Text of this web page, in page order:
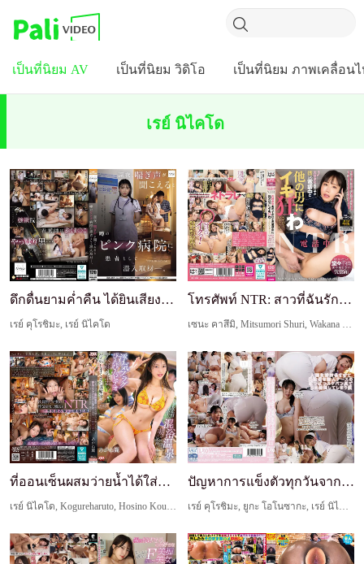
เป็นที่นิยม AV เป็นที่นิยม วิดิโอ เป็นที่นิยม ภาพเคลื่อน
เรย์ นิไคโด
ดึกดื่นยามค่ำคืน ได้ยินเสียงครางครวญ ฉันแฝงตัวเข้...
เรย์ คุโรชิมะ, เรย์ นิไคโด
โทรศัพท์ NTR: สาวที่ฉันรักถูกชายอื่นทำให้เสียวจนเ...
เซนะ คาสึมิ, Mitsumori Shuri, Wakana Reika, Morinaga Iroha, Nishio Marina, เรย์ นิไคโด, ฮิตานะ ฮิคาเกะ
ที่ออนเซ็นผสมว่ายน้ำได้ใส่ชุดว่ายน้ำ ฉันพบวิดีโอท... ปัญหาการแข็งตัวทุกวันจากกางเกงในรัดรูปโปร่งใสที่ก...